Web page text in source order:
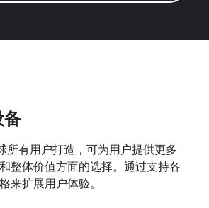
备
所有用户打造，可为用户提供更多
整体价值方面的选择。通过支持各
来扩展用户体验。